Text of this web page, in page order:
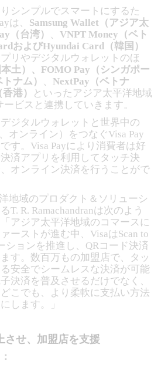
シンプルでスマートにするた
は、 Samsung Wallet（アジア太
（台湾） 、VNPT Money（ベト
およびHyundai Card（韓国）
リやデジタルウォレットのほ
土）、FOMO Pay（シンガポー
ナム） 、 NextPay（ベトナ
港）
といったアジア太平洋地域
ビスと連携していきます。
ジタルウォレットと世界中の
オンライン）をつなぐVisa Pay
す。Visa Payにより消費者は好
済アプリを利用してタッチ決
オンライン決済を行うことがで
地域のプロダクト＆ソリューシ
T. R. Ramachandranは次のよう
アジア太平洋地域のコマースに
ーストが進む中、VisaはScan to
ションを推進し、QRコード決済
す。数百万もの加盟店で、タッ
安全でシームレスな決済が可能
決済を普及させるだけでなく、
こでも、より柔軟に支払い方法
します。」
させ、加盟店を支援